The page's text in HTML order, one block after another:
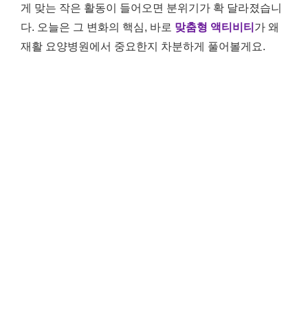
게 맞는 작은 활동이 들어오면 분위기가 확 달라졌습니
다. 오늘은 그 변화의 핵심, 바로 맞춤형 액티비티 가 왜
재활 요양병원에서 중요한지 차분하게 풀어볼게요.